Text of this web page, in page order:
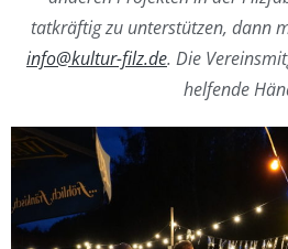
tatkräftigzu unterstützen, dann
info@kultur-filz.de. Die
helfende